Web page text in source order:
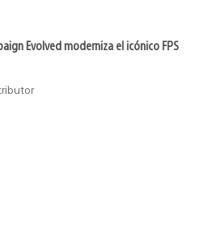
Evolved moderniza el icónico FPS